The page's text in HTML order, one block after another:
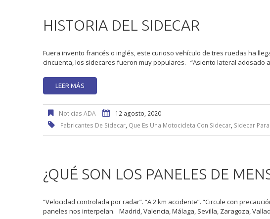
HISTORIA DEL SIDECAR
Fuera invento francés o inglés, este curioso vehículo de tres ruedas ha
cincuenta, los sidecares fueron muy populares. “Asiento lateral adosado
LEER MÁS
Noticias ADA
12 agosto, 2020
Fabricantes De Sidecar, Que Es Una Motocicleta Con Sidecar, Sidecar
¿QUÉ SON LOS PANELES DE
“Velocidad controlada por radar”. “A 2 km accidente”. “Circule con
paneles nos interpelan. Madrid, Valencia, Málaga, Sevilla, Zaragoza,